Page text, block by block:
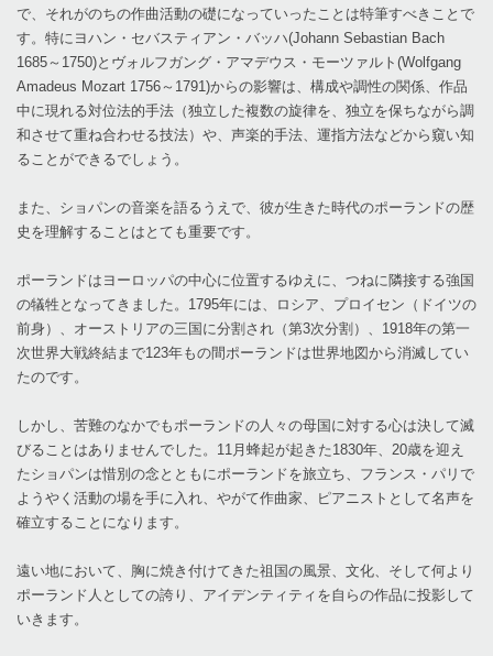
で、それがのちの作曲活動の礎になっていったことは特筆すべきことで
す。特にヨハン・セバスティアン・バッハ(Johann Sebastian Bach
1685～1750)とヴォルフガング・アマデウス・モーツァルト(Wolfgang
Amadeus Mozart 1756～1791)からの影響は、構成や調性の関係、作品
中に現れる対位法的手法（独立した複数の旋律を、独立を保ちながら調
和させて重ね合わせる技法）や、声楽的手法、運指方法などから窺い知
ることができるでしょう。
また、ショパンの音楽を語るうえで、彼が生きた時代のポーランドの歴
史を理解することはとても重要です。
ポーランドはヨーロッパの中心に位置するゆえに、つねに隣接する強国
の犠牲となってきました。1795年には、ロシア、プロイセン（ドイツの
前身）、オーストリアの三国に分割され（第3次分割）、1918年の第一
次世界大戦終結まで123年もの間ポーランドは世界地図から消滅してい
たのです。
しかし、苦難のなかでもポーランドの人々の母国に対する心は決して滅
びることはありませんでした。11月蜂起が起きた1830年、20歳を迎え
たショパンは惜別の念とともにポーランドを旅立ち、フランス・パリで
ようやく活動の場を手に入れ、やがて作曲家、ピアニストとして名声を
確立することになります。
遠い地において、胸に焼き付けてきた祖国の風景、文化、そして何より
ポーランド人としての誇り、アイデンティティを自らの作品に投影して
いきます。